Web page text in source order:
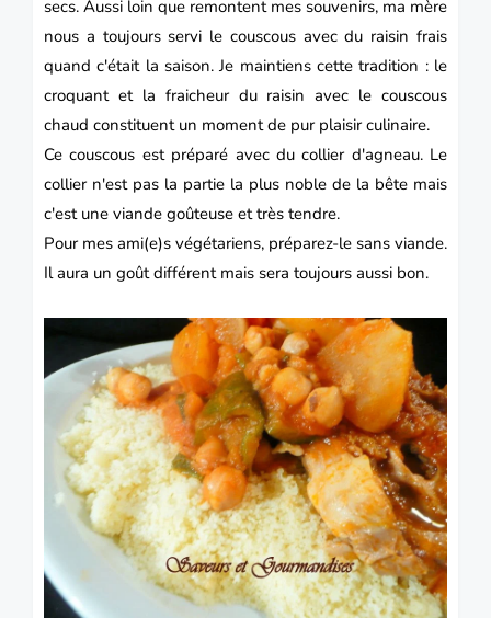
secs. Aussi loin que remontent mes souvenirs, ma mère
nous a toujours servi le couscous avec du raisin frais
quand c'était la saison. Je maintiens cette tradition : le
croquant et la fraicheur du raisin avec le couscous
chaud constituent un moment de pur plaisir culinaire.
Ce couscous est préparé avec du collier d'agneau. Le
collier n'est pas la partie la plus noble de la bête mais
c'est une viande goûteuse et très tendre.
Pour mes ami(e)s végétariens, préparez-le sans viande.
Il aura un goût différent mais sera toujours aussi bon.